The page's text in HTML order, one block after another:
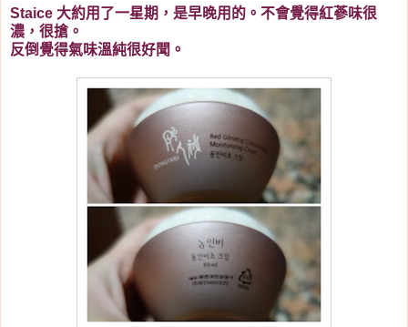
Staice 大約用了一星期，是早晚用的。不會覺得紅蔘味很
濃，很搶。
反倒覺得氣味溫純很好聞。